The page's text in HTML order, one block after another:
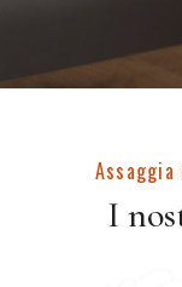
I